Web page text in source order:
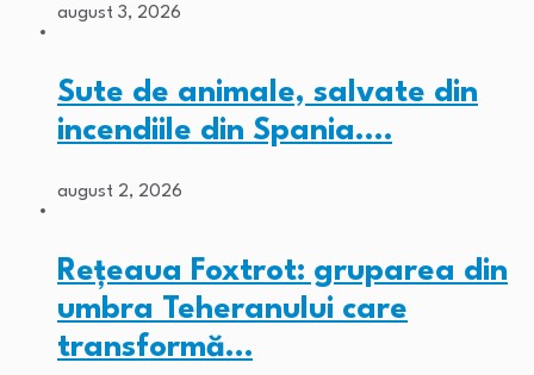
august 3, 2026
Sute de animale, salvate din
incendiile din Spania.…
august 2, 2026
Rețeaua Foxtrot: gruparea din
umbra Teheranului care
transformă…